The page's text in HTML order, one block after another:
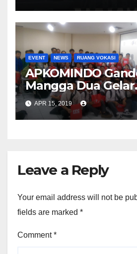
EVENT NEWS RUANG VOKASI
APKOMINDO
Mangga Dua Gelar
Workshop Coding
APR 15, 2019
Leave a Reply
Your email address will not be
fields are marked *
Comment*